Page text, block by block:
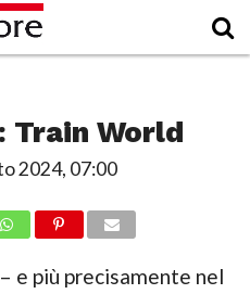
Train World
2024, 07:00
e più precisamente nel